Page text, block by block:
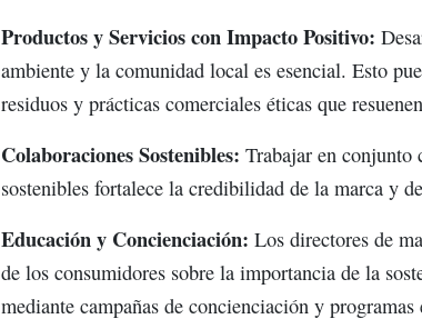
Productos y Servicios con Impacto Positivo:
ambiente y la comunidad local es esencial. Esto
residuos y prácticas comerciales éticas que
Colaboraciones Sostenibles: Trabajar en conjunto
sostenibles fortalece la credibilidad de la marca y
Educación y Concienciación: Los directores de
de los consumidores sobre la importancia de la
mediante campañas de concienciación y programas